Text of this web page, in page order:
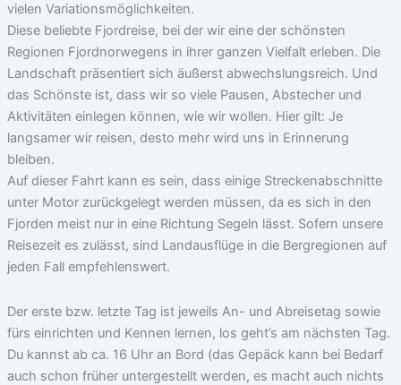
vielen Variationsmöglichkeiten.
Diese beliebte Fjordreise, bei der wir eine der schönsten
Regionen Fjordnorwegens in ihrer ganzen Vielfalt erleben. Die
Landschaft präsentiert sich äußerst abwechslungsreich. Und
das Schönste ist, dass wir so viele Pausen, Abstecher und
Aktivitäten einlegen können, wie wir wollen. Hier gilt: Je
langsamer wir reisen, desto mehr wird uns in Erinnerung
bleiben.
Auf dieser Fahrt kann es sein, dass einige Streckenabschnitte
unter Motor zurückgelegt werden müssen, da es sich in den
Fjorden meist nur in eine Richtung Segeln lässt. Sofern unsere
Reisezeit es zulässt, sind Landausflüge in die Bergregionen auf
jeden Fall empfehlenswert.
Der erste bzw. letzte Tag ist jeweils An- und Abreisetag sowie
fürs einrichten und Kennen lernen, los geht’s am nächsten Tag.
Du kannst ab ca. 16 Uhr an Bord (das Gepäck kann bei Bedarf
auch schon früher untergestellt werden, es macht auch nichts